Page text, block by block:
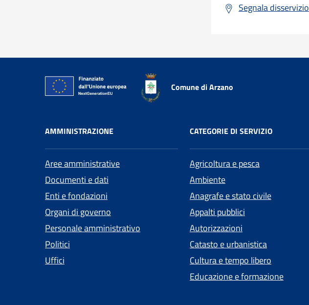
Segnala disservizio
Comune di Arzano
AMMINISTRAZIONE
Aree amministrative
Documenti e dati
Enti e fondazioni
Organi di governo
Personale amministrativo
Politici
Uffici
CATEGORIE DI SERVIZIO
Agricoltura e pesca
Ambiente
Anagrafe e stato civile
Appalti pubblici
Autorizzazioni
Catasto e urbanistica
Cultura e tempo libero
Educazione e formazione